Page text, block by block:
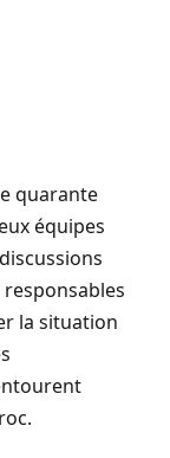
quarante
équipes
la situation